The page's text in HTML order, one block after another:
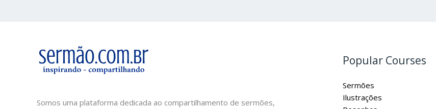
Somos uma plataforma dedicada ao compartilhamento de sermões,
Popular Courses
Sermões
Ilustrações